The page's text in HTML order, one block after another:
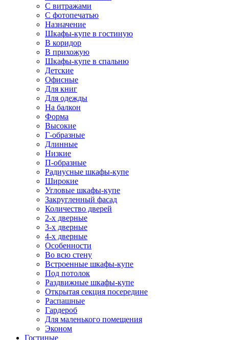
С витражами
С фотопечатью
Назначение
Шкафы-купе в гостиную
В коридор
В прихожую
Шкафы-купе в спальню
Детские
Офисные
Для книг
Для одежды
На балкон
Форма
Высокие
Г-образные
Длинные
Низкие
П-образные
Радиусные шкафы-купе
Широкие
Угловые шкафы-купе
Закругленный фасад
Количество дверей
2-х дверные
3-х дверные
4-х дверные
Особенности
Во всю стену
Встроенные шкафы-купе
Под потолок
Раздвижные шкафы-купе
Открытая секция посередине
Распашные
Гардероб
Для маленького помещения
Эконом
Гостиные